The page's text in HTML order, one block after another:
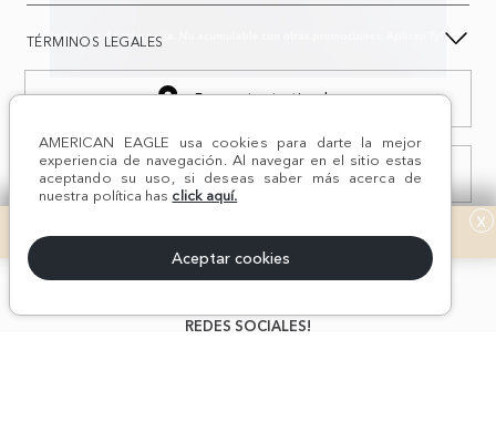
AMERICAN EAGLE usa cookies para darte la mejor
experiencia de navegación. Al navegar en el sitio estas
aceptando su uso, si deseas saber más acerca de
nuestra política has click aquí.
Aceptar cookies
x
TÉRMINOS LEGALES
Encuentra tu tienda
Consulta estado Reclamación
REDES SOCIALES!